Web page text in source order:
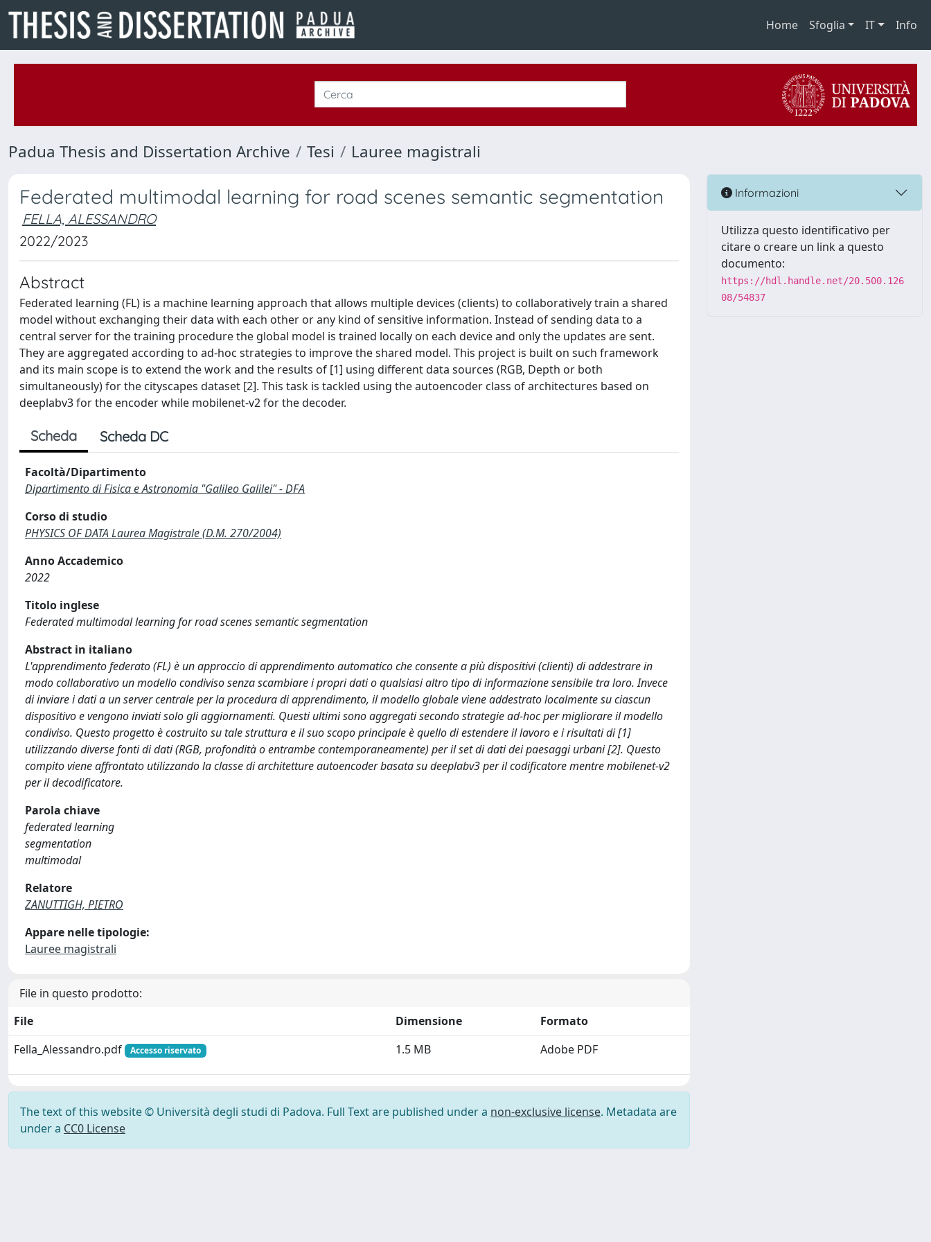
Home Sfoglia IT Info
Padua Thesis and Dissertation Archive Tesi Lauree magistrali
Federated multimodal learning for road scenes semantic segmentation
FELLA, ALESSANDRO
2022/2023
Abstract
Federated learning (FL) is a machine learning approach that allows multiple devices (clients) to collaboratively train a shared
model without exchanging their data with each other or any kind of sensitive information. Instead of sending data to a
central server for the training procedure the global model is trained locally on each device and only the updates are sent.
They are aggregated according to ad-hoc strategies to improve the shared model. This project is built on such framework
and its main scope is to extend the work and the results of [1] using different data sources (RGB, Depth or both
simultaneously) for the cityscapes dataset [2]. This task is tackled using the autoencoder class of architectures based on
deeplabv3 for the encoder while mobilenet-v2 for the decoder.
Scheda Scheda DC
Facoltà/Dipartimento
Dipartimento di Fisica e Astronomia "Galileo Galilei" - DFA
Corso di studio
PHYSICS OF DATA Laurea Magistrale (D.M. 270/2004)
Anno Accademico
2022
Titolo inglese
Federated multimodal learning for road scenes semantic segmentation
Abstract in italiano
L'apprendimento federato (FL) è un approccio di apprendimento automatico che consente a più dispositivi (clienti) di addestrare in
modo collaborativo un modello condiviso senza scambiare i propri dati o qualsiasi altro tipo di informazione sensibile tra loro. Invece
di inviare i dati a un server centrale per la procedura di apprendimento, il modello globale viene addestrato localmente su ciascun
dispositivo e vengono inviati solo gli aggiornamenti. Questi ultimi sono aggregati secondo strategie ad-hoc per migliorare il modello
condiviso. Questo progetto è costruito su tale struttura e il suo scopo principale è quello di estendere il lavoro e i risultati di [1]
utilizzando diverse fonti di dati (RGB, profondità o entrambe contemporaneamente) per il set di dati dei paesaggi urbani [2]. Questo
compito viene affrontato utilizzando la classe di architetture autoencoder basata su deeplabv3 per il codificatore mentre mobilenet-v2
per il decodificatore.
Parola chiave
federated learning
segmentation
multimodal
Relatore
ZANUTTIGH, PIETRO
Appare nelle tipologie:
Lauree magistrali
File in questo prodotto:
File
Dimensione
Formato
Fella_Alessandro.pdf
Accesso riservato 1.5 MB Adobe PDF
The text of this website © Università degli studi di Padova. Full Text are published under a non-exclusive license. Metadata are
under a CC0 License
Informazioni
Utilizza questo identificativo per
citare o creare un link a questo
documento:
https://hdl.handle.net/20.500.126
08/54837